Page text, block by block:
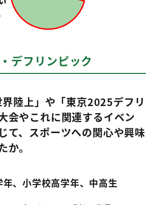
デフリンピック
界陸上」や「東京2025デフリ
会やこれに関連するイベン
て、スポーツへの関心や興味
か。
、小学校高学年、中高生